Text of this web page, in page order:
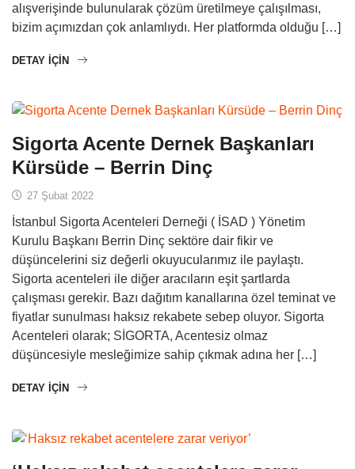
alışverişinde bulunularak çözüm üretilmeye çalışılması,
bizim açımızdan çok anlamlıydı. Her platformda olduğu […]
DETAY IÇIN
Sigorta Acente Dernek Başkanları
Kürsüde – Berrin Dinç
27 Şubat 2022
İstanbul Sigorta Acenteleri Derneği ( İSAD ) Yönetim
Kurulu Başkanı Berrin Dinç sektöre dair fikir ve
düşüncelerini siz değerli okuyucularımız ile paylaştı.
Sigorta acenteleri ile diğer aracıların eşit şartlarda
çalışması gerekir. Bazı dağıtım kanallarına özel teminat ve
fiyatlar sunulması haksız rekabete sebep oluyor. Sigorta
Acenteleri olarak; SİGORTA, Acentesiz olmaz
düşüncesiyle mesleğimize sahip çıkmak adına her […]
DETAY IÇIN